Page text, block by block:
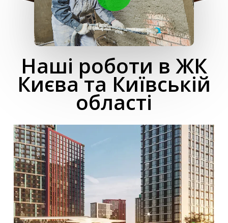
Наші роботи в ЖК
Києва та Київській
області